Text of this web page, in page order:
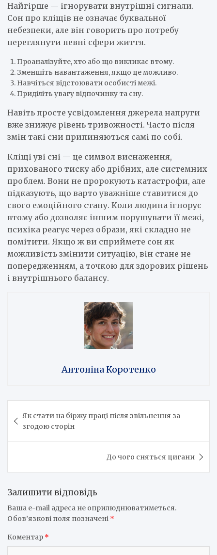
Найгірше — ігнорувати внутрішні сигнали.
Сон про кліщів не означає буквальної
небезпеки, але він говорить про потребу
переглянути певні сфери життя.
Проаналізуйте, хто або що викликає втому.
Зменшіть навантаження, якщо це можливо.
Навчіться відстоювати особисті межі.
Приділіть увагу відпочинку та сну.
Навіть просте усвідомлення джерела напруги
вже знижує рівень тривожності. Часто після
змін такі сни припиняються самі по собі.
Кліщі уві сні — це символ виснаження,
прихованого тиску або дрібних, але системних
проблем. Вони не пророкують катастрофи, але
підказують, що варто уважніше ставитися до
свого емоційного стану. Коли людина ігнорує
втому або дозволяє іншим порушувати її межі,
психіка реагує через образи, які складно не
помітити. Якщо ж ви сприймете сон як
можливість змінити ситуацію, він стане не
попередженням, а точкою для здорових рішень
і внутрішнього балансу.
Антоніна Коротенко
записів
Як стати на біржу праці після звільнення за
згодою сторін
До чого сняться цигани
Залишити відповідь
Ваша e-mail адреса не оприлюднюватиметься.
Обов’язкові поля позначені *
Коментар *